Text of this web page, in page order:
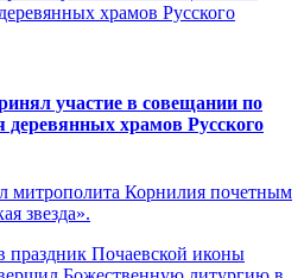
участие в совещании по
деревянных храмов Русского
митрополита Корнилия почетным
звезда».